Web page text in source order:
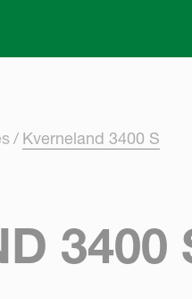
Kverneland 3400 S
3400